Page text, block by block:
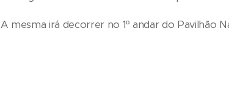
A mesma irá decorrer no 1º andar do Pavilhão